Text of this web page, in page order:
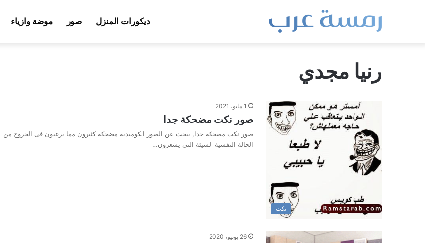
ديكورات المنزل صور موضة وازياء
رنيا مجدي
نكت
1 مايو، 2021
صور نكت مضحكة جدا
صور نكت مضحكة جدا, يبحث عن الصور الكوميدية مضحكة كثيرون مما يرغبون فى الخروج من
الحالة النفسية السيئة التى يشعرون…
26 يونيو، 2020